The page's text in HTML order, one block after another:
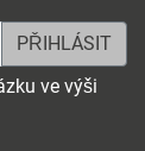
ve výši